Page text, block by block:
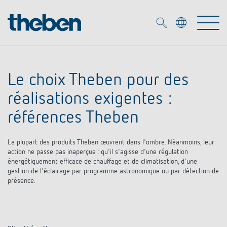
Produits
KNX
Smart Home
DALI
OEM
Solutions OEM
Experts OEM
Solutions
Contrôle du temps et de la lumière
Service
Le choix Theben pour des
réalisations exigentes :
références Theben
La plupart des produits Theben œuvrent dans l'ombre. Néanmoins, leur
action ne passe pas inaperçue : qu'il s'agisse d'une régulation
énergétiquement efficace de chauffage et de climatisation, d'une
gestion de l'éclairage par programme astronomique ou par détection de
présence.